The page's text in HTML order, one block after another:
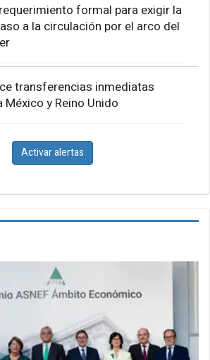
formal para exigir la
a la circulación por el arco del
transferencias inmediatas
México y Reino Unido
Activar alertas